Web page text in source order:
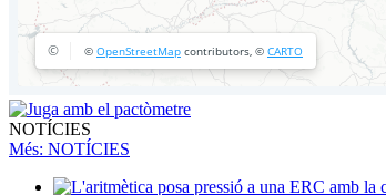
NOTÍCIES
Més: NOTÍCIES